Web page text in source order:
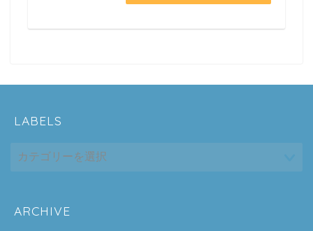
LABELS
ARCHIVE